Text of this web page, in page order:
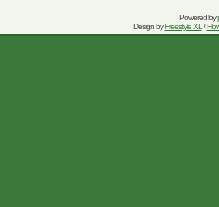
Powered by
Design byFreestyle XL /